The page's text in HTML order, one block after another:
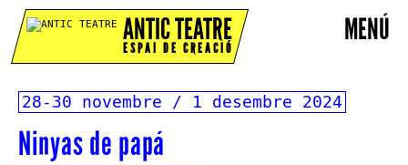
MENÚ
ANTIC TEATRE
ESPAI DE CREACIÓ
28-30 novembre / 1 desembre 2024
Ninyas de papá